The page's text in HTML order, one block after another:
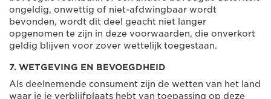
ongeldig, onwettig of niet-afdwingbaar wordt
bevonden, wordt dit deel geacht niet langer
opgenomen te zijn in deze voorwaarden, die onverkort
geldig blijven voor zover wettelijk toegestaan.
7. WETGEVING EN BEVOEGDHEID
Als deelnemende consument zijn de wetten van het land
waar je je verblijfplaats hebt van toepassing op deze